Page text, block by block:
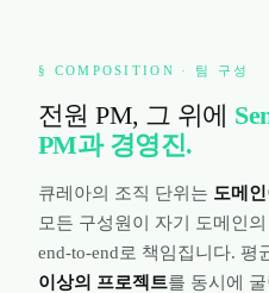
§ COMPOSITION · 팀 구성
전원 PM, 그 위에
PM과 경영진.
큐레아의 조직 단위는 도메인
모든 구성원이 자기 도메인의
end-to-end로 책임집니다. 평
이상의 프로젝트를 동시에